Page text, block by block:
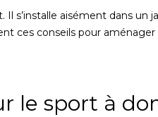
s’installe aisément dans
ces conseils pour
le sport à